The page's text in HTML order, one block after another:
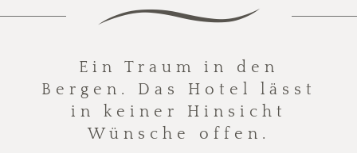
Ein Traum in den
Bergen. Das Hotel lässt
in keiner Hinsicht
Wünsche offen.